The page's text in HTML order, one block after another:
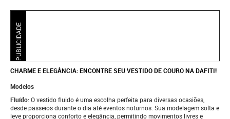
PUBLICIDADE
CHARME E ELEGÂNCIA: ENCONTRE SEU VESTIDO DE COURO NA DAFITI!
Modelos
Fluído:O vestido fluido é uma escolha perfeita para diversas ocasiões,
desde passeios durante o dia até eventos noturnos. Sua modelagem solta e
leve proporciona conforto e elegância, permitindo movimentos livres e